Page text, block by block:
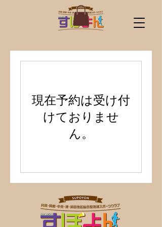
現在予約は受け付
けておりませ
ん。